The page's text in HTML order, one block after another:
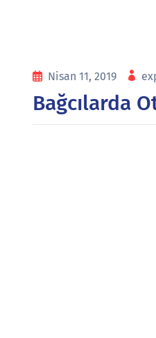
Nisan 11, 2019
Bağcılarda